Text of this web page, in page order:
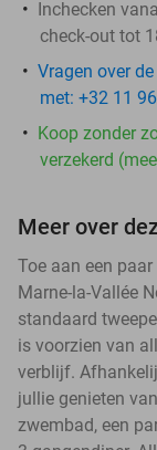
Inchecken
check-out tot
Vragen over
met: +32 11
Koop zonder
verzekerd
Meer over
Toe aan een
Marne-la-Vallée
standaard
is voorzien van
verblijf.
jullie genieten
zwembad, een